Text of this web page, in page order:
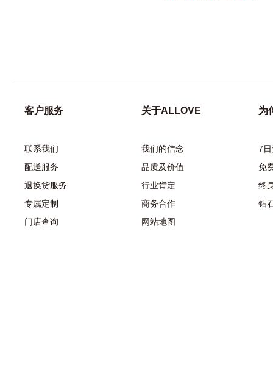
客户服务
联系我们
配送服务
退换货服务
专属定制
门店查询
关于ALLOVE
我们的信念
品质及价值
行业肯定
商务合作
网站地图
为
7
免
终
钻